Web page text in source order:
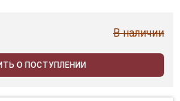
В наличии
О ПОСТУПЛЕНИИ